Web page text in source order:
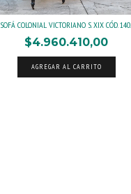
SOFÁ COLONIAL VICTORIANO S. XIX CÓD. 140...
$4.960.410,00
AGREGAR AL CARRITO